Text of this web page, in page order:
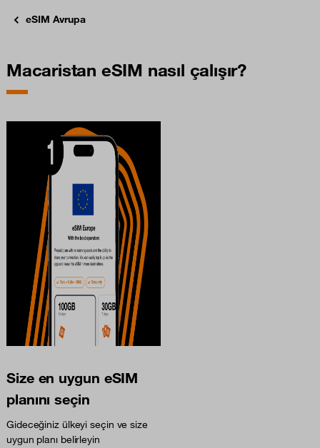
eSIM Avrupa
Macaristan eSIM nasıl çalışır?
Size en uygun eSIM
planını seçin
Gideceğiniz ülkeyi seçin ve size
uygun planı belirleyin